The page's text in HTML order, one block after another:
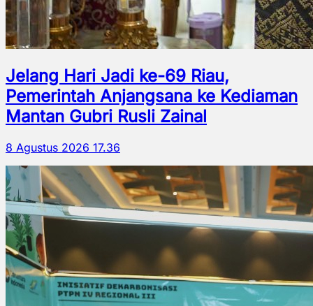
Jelang Hari Jadi ke-69 Riau,
Pemerintah Anjangsana ke Kediaman
Mantan Gubri Rusli Zainal
8 Agustus 2026 17.36